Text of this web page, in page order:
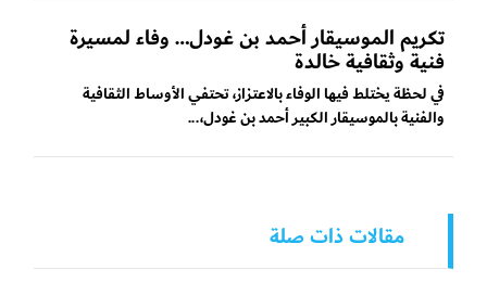
تكريم الموسيقار أحمد بن غودل… وفاء لمسيرة
فنية وثقافية خالدة
في لحظة يختلط فيها الوفاء بالاعتزاز، تحتفي الأوساط الثقافية
والفنية بالموسيقار الكبير أحمد بن غودل،...
مقالات ذات صلة